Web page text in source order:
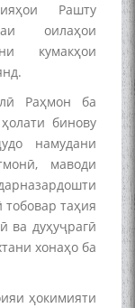
Рашту
оилаҳои
кумакҳои
Раҳмон ба
бинову
намудани
маводи
таҳия
ва дуҳуҷрагӣ
хонаҳо ба
ҳокимияти